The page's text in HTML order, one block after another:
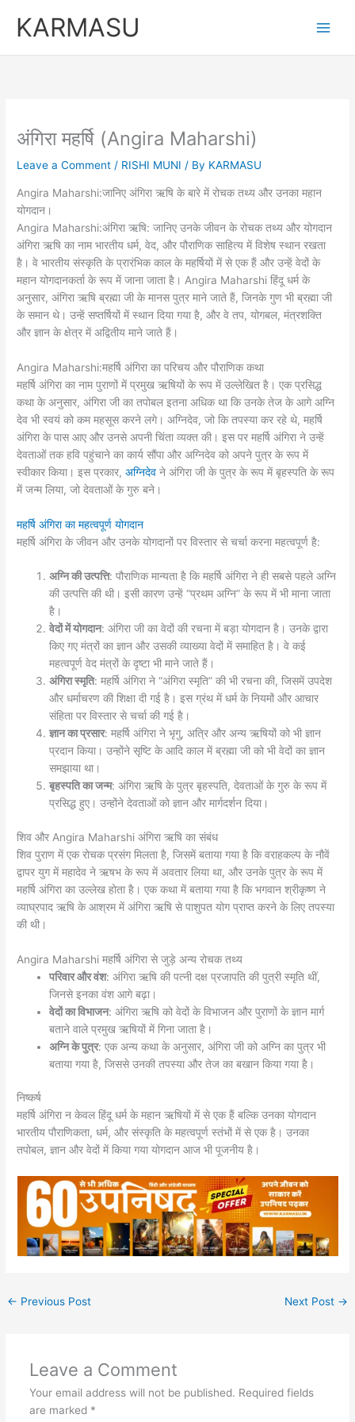
KARMASU
अंगिरा महर्षि (Angira Maharshi)
Leave a Comment / RISHI MUNI / By KARMASU
Angira Maharshi:जानिए अंगिरा ऋषि के बारे में रोचक तथ्य और उनका महान
योगदान।
Angira Maharshi:अंगिरा ऋषि: जानिए उनके जीवन के रोचक तथ्य और योगदान
अंगिरा ऋषि का नाम भारतीय धर्म, वेद, और पौराणिक साहित्य में विशेष स्थान रखता
है। वे भारतीय संस्कृति के प्रारंभिक काल के महर्षियों में से एक हैं और उन्हें वेदों के
महान योगदानकर्ता के रूप में जाना जाता है। Angira Maharshi हिंदू धर्म के
अनुसार, अंगिरा ऋषि ब्रह्मा जी के मानस पुत्र माने जाते हैं, जिनके गुण भी ब्रह्मा जी
के समान थे। उन्हें सप्तर्षियों में स्थान दिया गया है, और वे तप, योगबल, मंत्रशक्ति
और ज्ञान के क्षेत्र में अद्वितीय माने जाते हैं।
Angira Maharshi:महर्षि अंगिरा का परिचय और पौराणिक कथा
महर्षि अंगिरा का नाम पुराणों में प्रमुख ऋषियों के रूप में उल्लेखित है। एक प्रसिद्ध
कथा के अनुसार, अंगिरा जी का तपोबल इतना अधिक था कि उनके तेज के आगे अग्नि
देव भी स्वयं को कम महसूस करने लगे। अग्निदेव, जो कि तपस्या कर रहे थे, महर्षि
अंगिरा के पास आए और उनसे अपनी चिंता व्यक्त की। इस पर महर्षि अंगिरा ने उन्हें
देवताओं तक हवि पहुंचाने का कार्य सौंपा और अग्निदेव को अपने पुत्र के रूप में
स्वीकार किया। इस प्रकार,अग्निदेव ने अंगिरा जी के पुत्र के रूप में बृहस्पति के रूप
में जन्म लिया, जो देवताओं के गुरु बने।
महर्षि अंगिरा का महत्वपूर्ण योगदान
महर्षि अंगिरा के जीवन और उनके योगदानों पर विस्तार से चर्चा करना महत्वपूर्ण है:
अग्नि की उत्पत्ति: पौराणिक मान्यता है कि महर्षि अंगिरा ने ही सबसे पहले अग्नि
की उत्पत्ति की थी। इसी कारण उन्हें “प्रथम अग्नि” के रूप में भी माना जाता
है।
वेदों में योगदान: अंगिरा जी का वेदों की रचना में बड़ा योगदान है। उनके द्वारा
किए गए मंत्रों का ज्ञान और उसकी व्याख्या वेदों में समाहित है। वे कई
महत्वपूर्ण वेद मंत्रों के दृष्टा भी माने जाते हैं।
अंगिरा स्मृति: महर्षि अंगिरा ने “अंगिरा स्मृति” की भी रचना की, जिसमें उपदेश
और धर्माचरण की शिक्षा दी गई है। इस ग्रंथ में धर्म के नियमों और आचार
संहिता पर विस्तार से चर्चा की गई है।
ज्ञान का प्रसार: महर्षि अंगिरा ने भृगु, अत्रि और अन्य ऋषियों को भी ज्ञान
प्रदान किया। उन्होंने सृष्टि के आदि काल में ब्रह्मा जी को भी वेदों का ज्ञान
समझाया था।
बृहस्पति का जन्म: अंगिरा ऋषि के पुत्र बृहस्पति, देवताओं के गुरु के रूप में
प्रसिद्ध हुए। उन्होंने देवताओं को ज्ञान और मार्गदर्शन दिया।
शिव और Angira Maharshi अंगिरा ऋषि का संबंध
शिव पुराण में एक रोचक प्रसंग मिलता है, जिसमें बताया गया है कि वराहकल्प के नौवें
द्वापर युग में महादेव ने ऋषभ के रूप में अवतार लिया था, और उनके पुत्र के रूप में
महर्षि अंगिरा का उल्लेख होता है। एक कथा में बताया गया है कि भगवान श्रीकृष्ण ने
व्याघ्रपाद ऋषि के आश्रम में अंगिरा ऋषि से पाशुपत योग प्राप्त करने के लिए तपस्या
की थी।
Angira Maharshi महर्षि अंगिरा से जुड़े अन्य रोचक तथ्य
परिवार और वंश: अंगिरा ऋषि की पत्नी दक्ष प्रजापति की पुत्री स्मृति थीं,
जिनसे इनका वंश आगे बढ़ा।
वेदों का विभाजन: अंगिरा ऋषि को वेदों के विभाजन और पुराणों के ज्ञान मार्ग
बताने वाले प्रमुख ऋषियों में गिना जाता है।
अग्नि के पुत्र: एक अन्य कथा के अनुसार, अंगिरा जी को अग्नि का पुत्र भी
बताया गया है, जिससे उनकी तपस्या और तेज का बखान किया गया है।
निष्कर्ष
महर्षि अंगिरा न केवल हिंदू धर्म के महान ऋषियों में से एक हैं बल्कि उनका योगदान
भारतीय पौराणिकता, धर्म, और संस्कृति के महत्वपूर्ण स्तंभों में से एक है। उनका
तपोबल, ज्ञान और वेदों में किया गया योगदान आज भी पूजनीय है।
← Previous Post Next Post →
Leave a Comment
Your email address will not be published. Required fields
are marked *